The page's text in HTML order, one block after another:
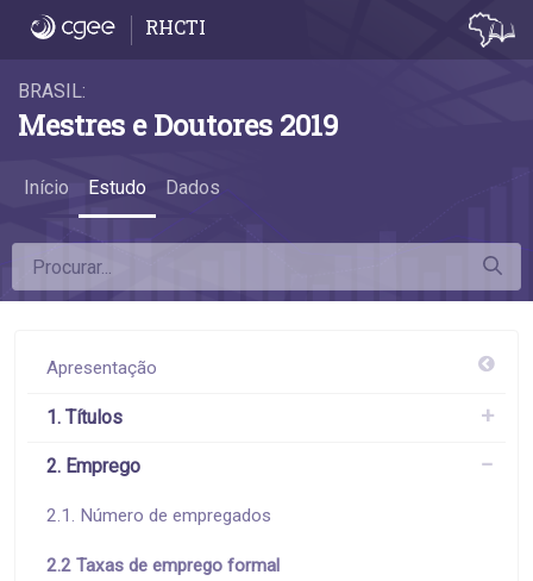
2.2 Taxas de emprego formal - 2.2 Taxas
RHCTI
BRASIL:
Mestres e Doutores 2019
Início Estudo Dados
Apresentação
1. Títulos
2. Emprego
2.1. Número de empregados
2.2 Taxas de emprego formal